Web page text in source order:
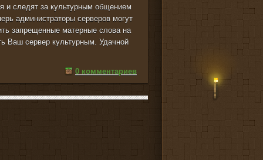
и следят за культурным общением
администраторы серверов могут
запрещенные матерные слова на
Ваш сервер культурным. Удачной
0 комментариев